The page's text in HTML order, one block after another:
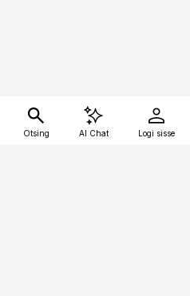
Otsing AI Chat Logi sisse